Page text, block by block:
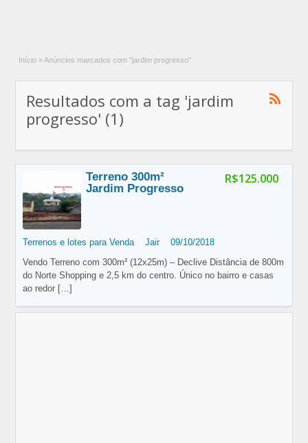
Início » Anúncios marcados com "jardim progresso"
Resultados com a tag 'jardim
progresso' (1)
R$125.000
Terreno 300m²
Jardim Progresso
Terrenos e lotes para Venda Jair
09/10/2018
Vendo Terreno com 300m² (12x25m) – Declive Distância de 800m
do Norte Shopping e 2,5 km do centro. Único no bairro e casas
ao redor […]